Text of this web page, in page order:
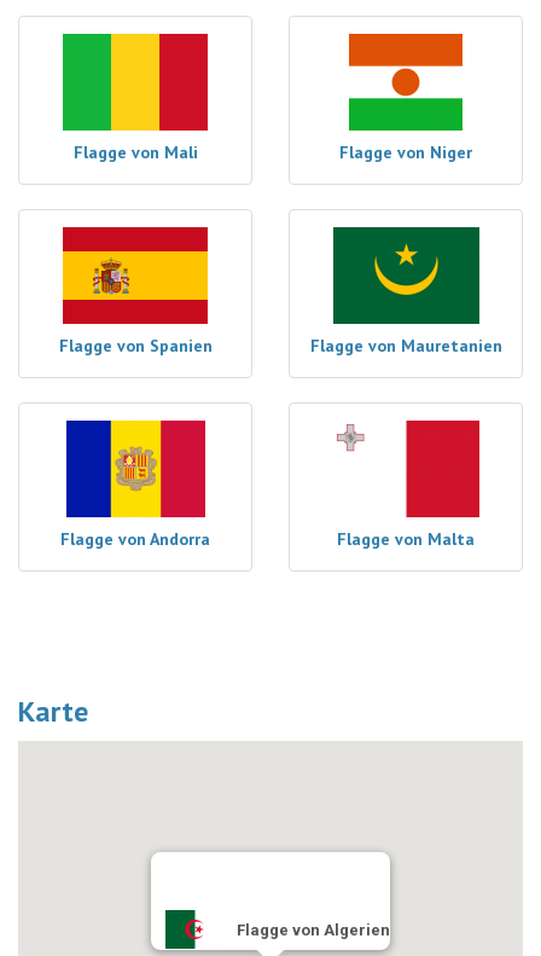
Flagge von Mali Flagge von Niger
Flagge von Spanien Flagge von Mauretanien
Flagge von Andorra Flagge von Malta
Karte
Flagge von Algerien